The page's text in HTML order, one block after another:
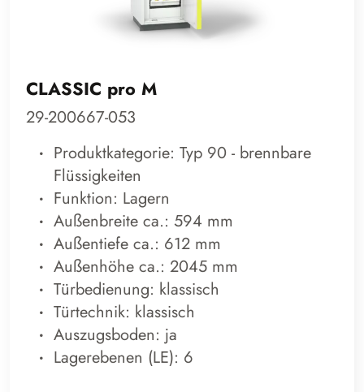
CLASSIC pro M
29-200667-053
Produktkategorie: Typ 90 - brennbare
Flüssigkeiten
Funktion: Lagern
Außenbreite ca.: 594 mm
Außentiefe ca.: 612 mm
Außenhöhe ca.: 2045 mm
Türbedienung: klassisch
Türtechnik: klassisch
Auszugsboden: ja
Lagerebenen (LE): 6